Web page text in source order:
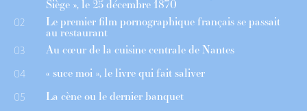
Siège », le 25 décembre 1870
02 Le premier film pornographique français se passait
au restaurant
03 Au cœur de la cuisine centrale de Nantes
04 « suce moi », le livre qui fait saliver
05 La cène ou le dernier banquet